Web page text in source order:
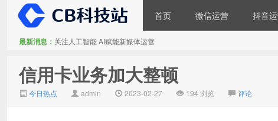
首页 微信运营 抖音
最新消息： 关注人工智能 AI赋能新媒体运营
信用卡业务加大整顿
今日热点 admin 2023-02-27 194 浏览 评论